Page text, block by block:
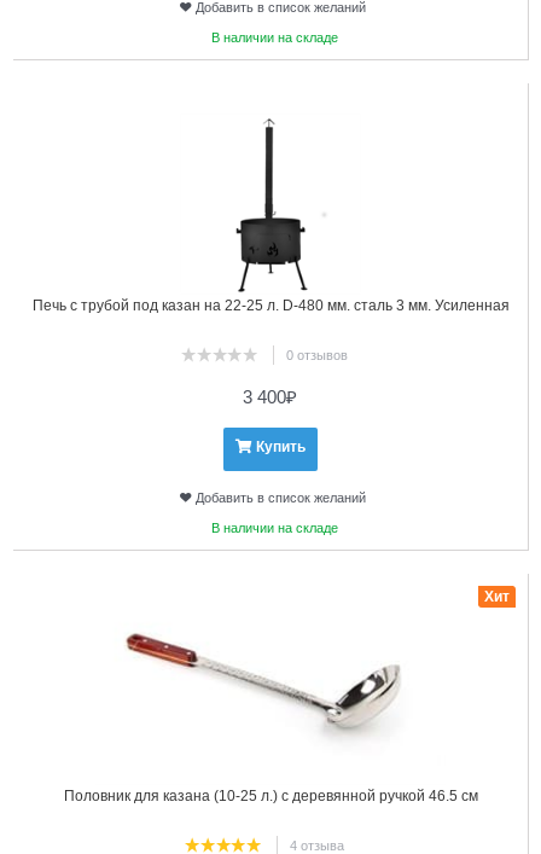
Добавить в список желаний
В наличии на складе
Печь с трубой под казан на 22-25 л. D-480 мм. сталь 3 мм. Усиленная
0 отзывов
3 400₽
Купить
Добавить в список желаний
В наличии на складе
Половник для казана (10-25 л.) с деревянной ручкой 46.5 см
4 отзыва
Хит